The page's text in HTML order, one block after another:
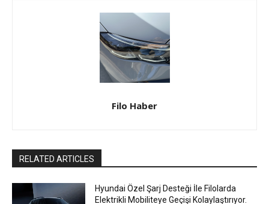
Filo Haber
RELATED ARTICLES
Hyundai Özel Şarj Desteği İle Filolarda
Elektrikli Mobiliteye Geçişi Kolaylaştırıyor.